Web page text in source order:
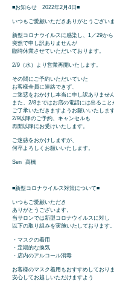
■お知らせ 2022年2月4日■
いつもご愛顧いただきありがとうございま
新型コロナウイルスに感染し、1／29から
突然で申し訳ありませんが
臨時休業させていただいております。
2/9（水）より営業再開いたします。
その間にご予約いただいていた
お客様全員に連絡できず、
ご迷惑をおかけし本当に申し訳ありません
また、2/8まではお店の電話には出ること
ご了承いただきますようお願いいたします
2/9以降のご予約、 キャンセルも
再開以降にお受けいたします。
​ご迷惑をおかけしますが、
何卒よろしくお願いいたします。
Sen 髙橋
■新型コロナウイルス対策について■
いつもご愛顧いただき
ありがとうございます。
当サロンでは新型コロナウイルスに対し
以下の取り組みを実施いたしております。
・マスクの着用
・定期的な換気
・店内のアルコール消毒
お客様のマスク着用もおすすめしておりま
安心してお越しいただけますよう